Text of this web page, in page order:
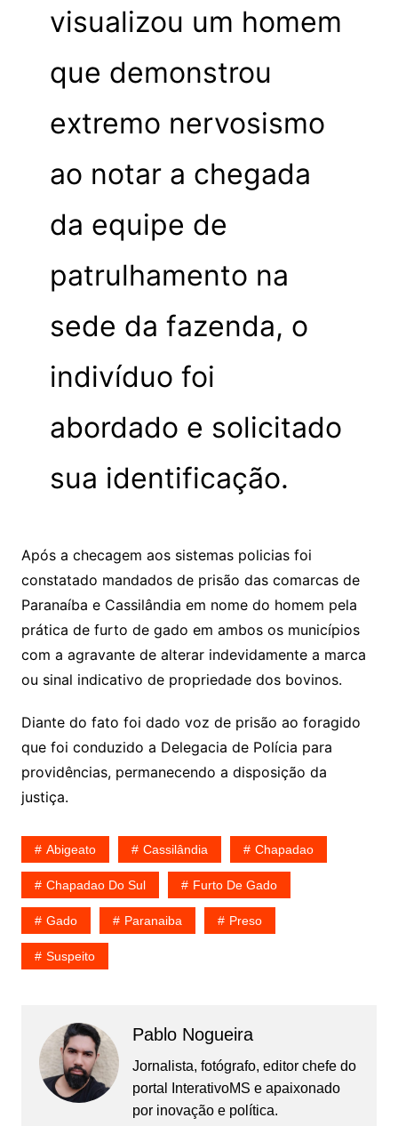
visualizou um homem
que demonstrou
extremo nervosismo
ao notar a chegada
da equipe de
patrulhamento na
sede da fazenda, o
indivíduo foi
abordado e solicitado
sua identificação.
Após a checagem aos sistemas policias foi
constatado mandados de prisão das comarcas de
Paranaíba e Cassilândia em nome do homem pela
prática de furto de gado em ambos os municípios
com a agravante de alterar indevidamente a marca
ou sinal indicativo de propriedade dos bovinos.
Diante do fato foi dado voz de prisão ao foragido
que foi conduzido a Delegacia de Polícia para
providências, permanecendo a disposição da
justiça.
Abigeato Cassilândia Chapadao
Chapadao Do Sul Furto De Gado
Gado Paranaiba Preso
Suspeito
Pablo Nogueira
Jornalista, fotógrafo, editor chefe do
portal InterativoMS e apaixonado
por inovação e política.